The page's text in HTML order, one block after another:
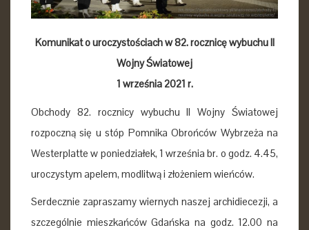
Komunikat o uroczystościach w 82. rocznicę wybuchu II
Wojny Światowej
1 września 2021 r.
Obchody 82. rocznicy wybuchu II Wojny Światowej
rozpoczną się u stóp Pomnika Obrońców Wybrzeża na
Westerplatte w poniedziałek, 1 września br. o godz. 4.45,
uroczystym apelem, modlitwą i złożeniem wieńców.
Serdecznie zapraszamy wiernych naszej archidiecezji, a
szczególnie mieszkańców Gdańska na godz. 12.00 na